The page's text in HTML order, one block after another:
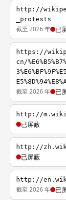
http://
_protests
截至 2026 年 已
https://
cn/
截至 2026 年 已
http://
已屏蔽
http://
已屏蔽
http://
截至 2026 年 已